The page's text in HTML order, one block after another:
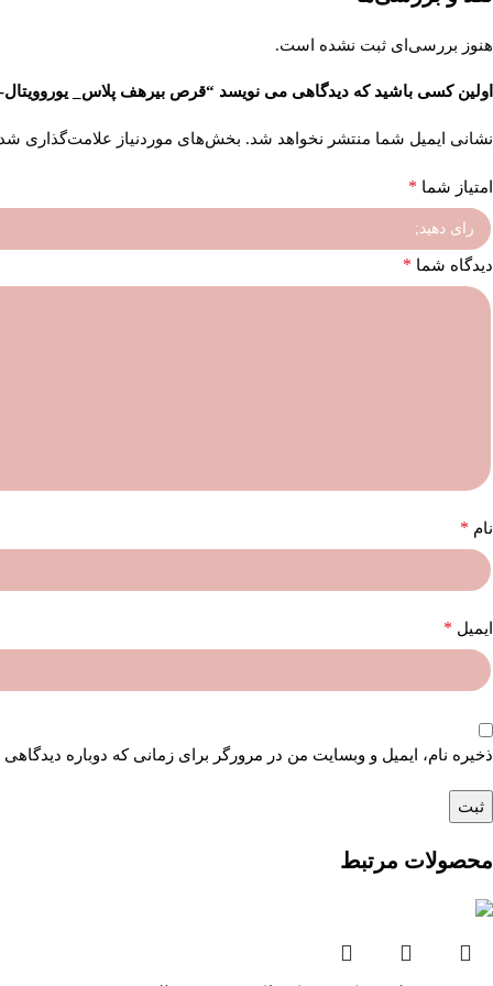
هنوز بررسی‌ای ثبت نشده است.
اولین کسی باشید که دیدگاهی می نویسد “قرص بیرهف پلاس_ یوروویتال-60عددی”
نشانی ایمیل شما منتشر نخواهد شد. بخش‌های موردنیاز علامت‌گذاری
امتیاز شما *
دیدگاه شما *
نام *
ایمیل *
ذخیره نام، ایمیل و وبسایت من در مرورگر برای زمانی که دوباره
محصولات مرتبط